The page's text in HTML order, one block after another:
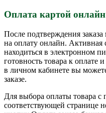
Оплата картой
После подтверждения
на оплату онлайн. Активная
находиться в электронном
готовность товара к оплате
в личном кабинете вы
заказе.
Для выбора оплаты товара
соответствующей странице